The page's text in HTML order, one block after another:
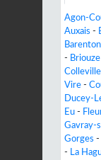
Agon-
Auxais -
Barenton
- Briouze
Vire -
Ducey-
Eu -
Gavray-
Gorges -
- La